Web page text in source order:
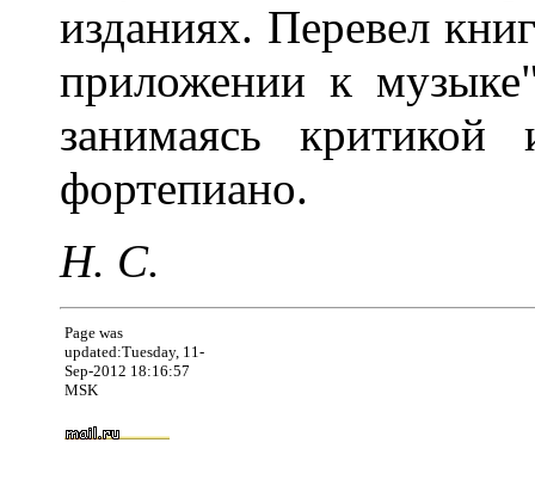
изданиях. Перевел
приложении к
занимаясь
фортепиано.
Н. С.
Page was
updated:Tuesday, 11-
Sep-2012 18:16:57
MSK